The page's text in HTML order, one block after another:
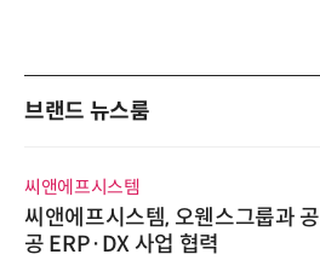
브랜드 뉴스룸
씨앤에프시스템
씨앤에프시스템, 오웬스그룹과 공
공 ERP·DX 사업 협력